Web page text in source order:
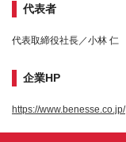
代表者
代表取締役社長／小林 仁
企業HP
https://www.benesse.co.jp/